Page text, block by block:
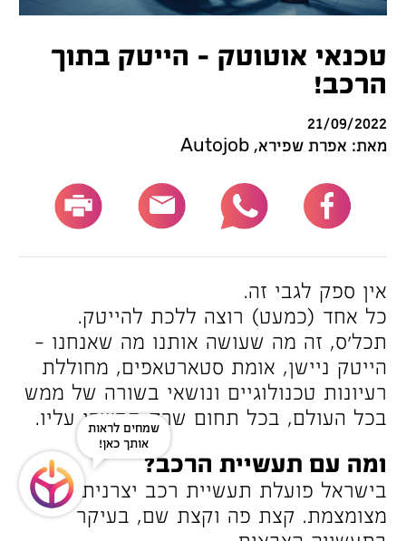
טכנאי אוטוטק - הייטק בתוך
הרכב!
21/09/2022
מאת: אפרת שפירא, Autojob
אין ספק לגבי זה.
כל אחד (כמעט) רוצה ללכת להייטק.
תכל’ס, זה מה שעושה אותנו מה שאנחנו –
הייטק ניישן, אומת סטארטאפים, מחוללת
רעיונות טכנולוגיים ונושאי בשורה של ממש
בכל העולם, בכל תחום שרק תחשבו עליו.
ומה עם תעשיית הרכב?
בישראל פועלת תעשיית רכב יצרנית
מצומצמת. קצת פה וקצת שם, בעיקר
שמחים לראות
אותך כאן!